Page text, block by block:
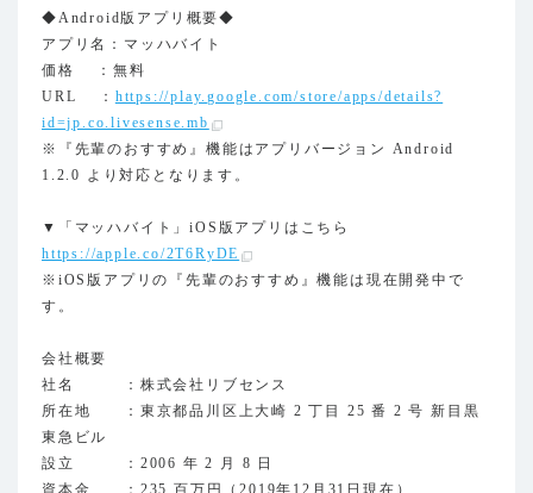
◆Android版アプリ概要◆
アプリ名：マッハバイト
価格 ：無料
URL ： https://play.google.com/store/apps/details?
id=jp.co.livesense.mb
※『先輩のおすすめ』機能はアプリバージョン Android
1.2.0 より対応となります。
▼「マッハバイト」iOS版アプリはこちら
https://apple.co/2T6RyDE
※iOS版アプリの『先輩のおすすめ』機能は現在開発中で
す。
会社概要
社名 ：株式会社リブセンス
所在地 ：東京都品川区上大崎 2 丁目 25 番 2 号 新目黒
東急ビル
設立 ：2006 年 2 月 8 日